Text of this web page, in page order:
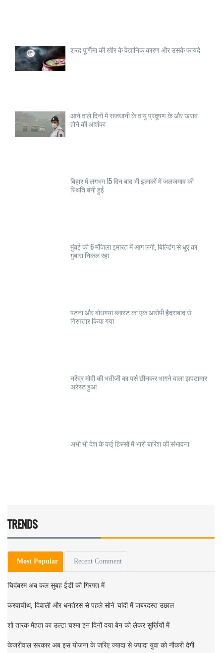
शरद पूर्णिमा की खीर के वैज्ञानिक कारण और उसके फायदे
आने वाले दिनों में राजधानी के वायु प्रदूषण के और खराब
होने की आशंका
बिहार में लगभग 15 दिन बाद भी इलाकों में जलजमाव की
स्थिति बनी हुई
मुंबई की 6 मंजिला इमारत में आग लगी, बिल्डिंग से धुएं का
गुबारा निकल रहा
पटना और बोधगया ब्लास्ट का एक आरोपी हैदराबाद से
गिरफ्तार किया गया
नरेंद्र मोदी की भतीजी का पर्स छीनकर भागने वाला झपटामार
अरेस्ट हुआ
अभी भी देश के कई हिस्सों में भारी बारिश की संभावना
TRENDS
Most Popular Recent Comment
चिदंबरम अब कल सुबह ईडी की गिरफ्त में
करवाचौथ, दिवाली और धनतेरस से पहले सोने-चांदी में जबरदस्त उछाल
शो तारक मेहता का उल्टा चश्मा इन दिनों दया बेन को लेकर सुर्खियों में
केजरीवाल सरकार अब इस योजना के जरिए ज्यादा से ज्यादा युवा को नौकरी देगी